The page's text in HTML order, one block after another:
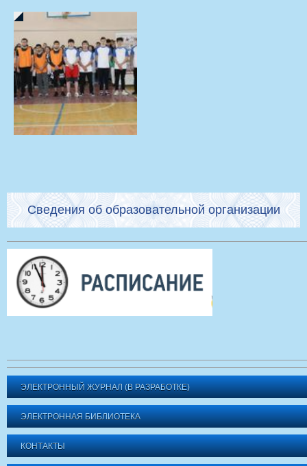
Сведения об образовательной организации
ЭЛЕКТРОННЫЙ ЖУРНАЛ (В РАЗРАБОТКЕ)
ЭЛЕКТРОННАЯ БИБЛИОТЕКА
КОНТАКТЫ